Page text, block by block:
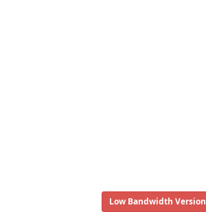
Low Bandwidth Version